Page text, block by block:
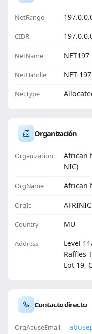
NetRange
CIDR
NetName NET197
NetHandle NET-
NetType
Organización
Organization
African
NIC)
OrgName African
OrgId AFRINIC
Country MU
Address
Level
Raffles
Lot 19,
Contacto directo
OrgAbuseEmail